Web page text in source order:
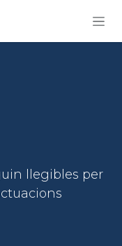
llegibles per